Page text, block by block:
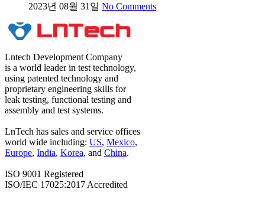
2023년 08월 31일 No Comments
Lntech Development Company
is a world leader in test technology,
using patented technology and
proprietary engineering skills for
leak testing, functional testing and
assembly and test systems.
LnTech has sales and service offices
world wide including: US, Mexico,
Europe, India, Korea, and China.
ISO 9001 Registered
ISO/IEC 17025:2017 Accredited